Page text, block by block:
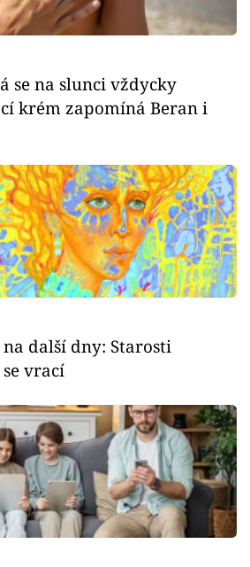
se na slunci vždycky
krém zapomíná Beran i
další dny: Starosti
vrací